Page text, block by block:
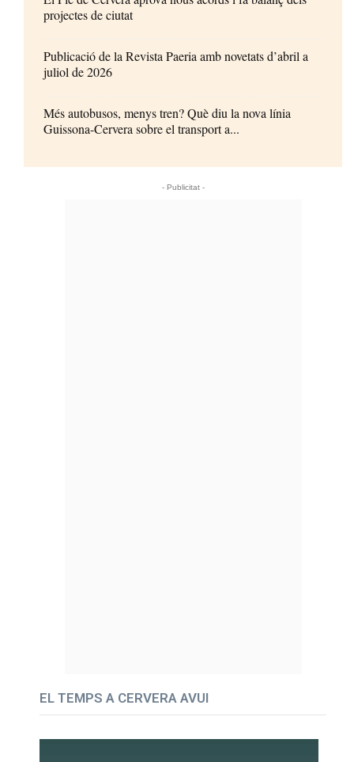
projectes de ciutat
Publicació de la Revista Paeria amb novetats d’abril a
juliol de 2026
Més autobusos, menys tren? Què diu la nova línia
Guissona-Cervera sobre el transport a...
- Publicitat -
EL TEMPS A CERVERA AVUI